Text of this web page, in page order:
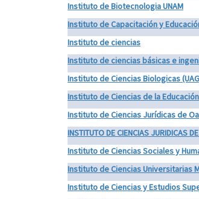
Instituto de Biotecnologia UNAM
Instituto de Capacitación y
Instituto de ciencias
Instituto de ciencias básicas e
Instituto de Ciencias Biologicas
Instituto de Ciencias de la Educación
Instituto de Ciencias Jurídicas de
INSTITUTO DE CIENCIAS JURIDICAS
Instituto de Ciencias Sociales y
Instituto de Ciencias Universitarias
Instituto de Ciencias y Estudios